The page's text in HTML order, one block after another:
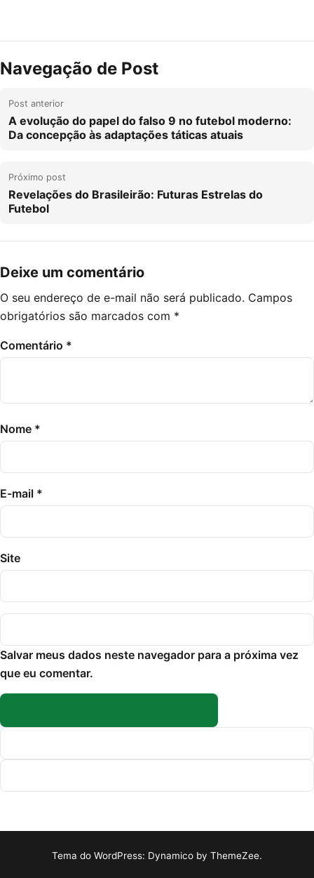
Navegação de Post
Post anterior
A evolução do papel do falso 9 no futebol moderno:
Da concepção às adaptações táticas atuais
Próximo post
Revelações do Brasileirão: Futuras Estrelas do
Futebol
Deixe um comentário
O seu endereço de e-mail não será publicado. Campos
obrigatórios são marcados com *
Comentário *
Nome *
E-mail *
Site
Salvar meus dados neste navegador para a próxima vez
que eu comentar.
Tema do WordPress: Dynamico by ThemeZee.